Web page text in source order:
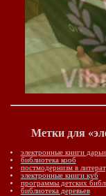
Метки для
электронные книги
библиотека кооб
постмодернизм в
электронные книги куб
программы детских
библиотека деревьев